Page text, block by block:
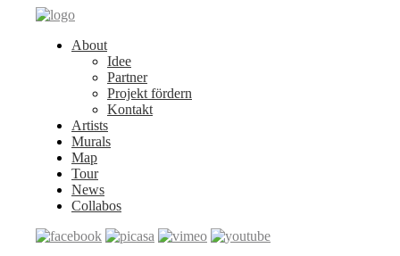
About
Idee
Partner
Projekt fördern
Kontakt
Artists
Murals
Map
Tour
News
Collabos